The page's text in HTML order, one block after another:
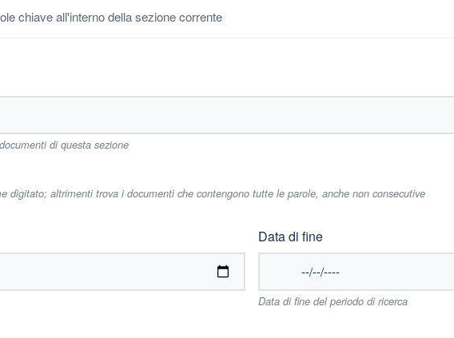
chiave all'interno della sezione corrente
di questa sezione
digitato; altrimenti trova i documenti che contengono tutte le parole, anche non consecutive
Data di fine
Data di fine del periodo di ricerca